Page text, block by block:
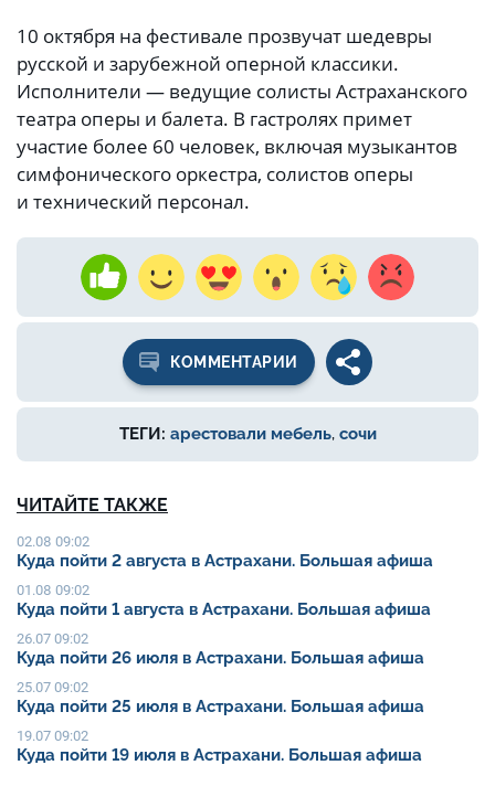
10 октября на фестивале прозвучат шедевры
русской и зарубежной оперной классики.
Исполнители — ведущие солисты Астраханского
театра оперы и балета. В гастролях примет
участие более 60 человек, включая музыкантов
симфонического оркестра, солистов оперы
и технический персонал.
КОММЕНТАРИИ
ТЕГИ: арестовали мебель, сочи
ЧИТАЙТЕ ТАКЖЕ
02.08 09:02
Куда пойти 2 августа в Астрахани. Большая афиша
01.08 09:02
Куда пойти 1 августа в Астрахани. Большая афиша
26.07 09:02
Куда пойти 26 июля в Астрахани. Большая афиша
25.07 09:02
Куда пойти 25 июля в Астрахани. Большая афиша
19.07 09:02
Куда пойти 19 июля в Астрахани. Большая афиша